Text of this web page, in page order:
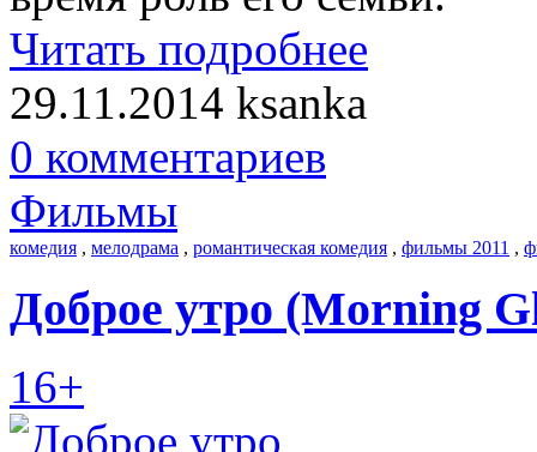
Читать подробнее
29.11.2014 ksanka
0 комментариев
Фильмы
комедия , мелодрама , романтическая комедия , фильмы 2011 ,
Доброе утро (Morning
16+